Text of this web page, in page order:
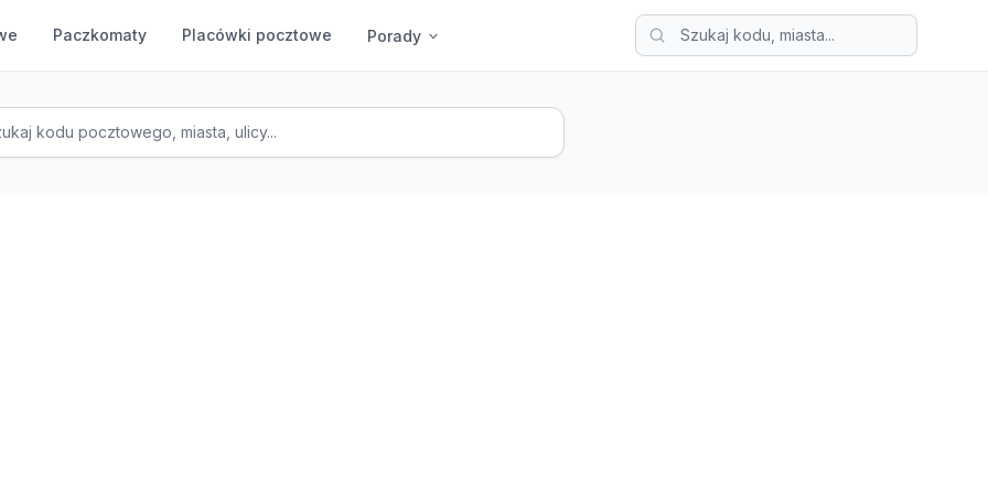
Paczkomaty Placówki pocztowe Porady